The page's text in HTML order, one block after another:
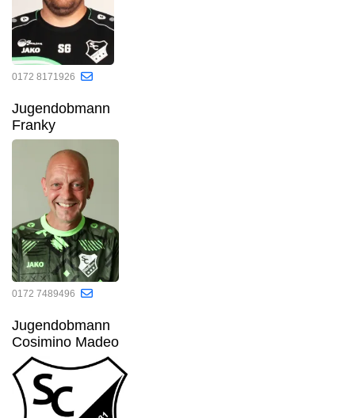
0172 8171926
Jugendobmann
Franky
0172 7489496
Jugendobmann
Cosimino Madeo